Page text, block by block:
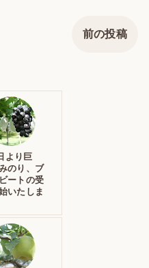
前の投稿
より巨
のり、ブ
ートの受
いたしま